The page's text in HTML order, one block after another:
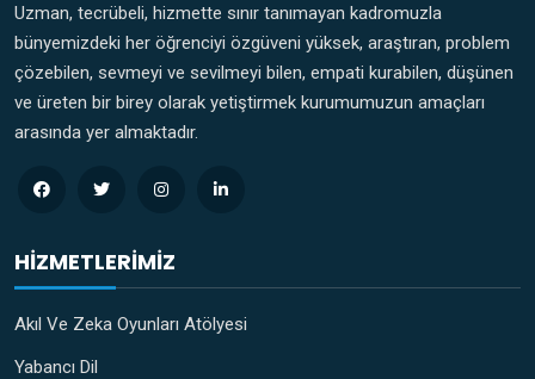
Uzman, tecrübeli, hizmette sınır tanımayan kadromuzla
bünyemizdeki her öğrenciyi özgüveni yüksek, araştıran, problem
çözebilen, sevmeyi ve sevilmeyi bilen, empati kurabilen, düşünen
ve üreten bir birey olarak yetiştirmek kurumumuzun amaçları
arasında yer almaktadır.
HIZMETLERIMIZ
Akıl Ve Zeka Oyunları Atölyesi
Yabancı Dil